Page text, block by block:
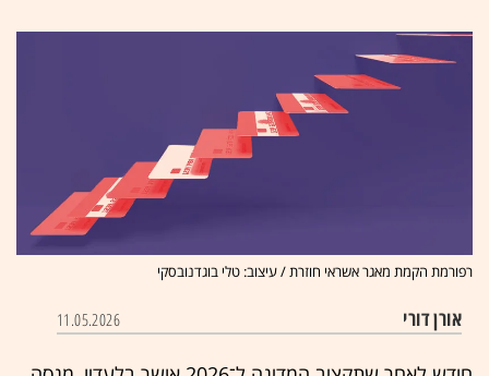
רפורמת הקמת מאגר אשראי חוזרת / עיצוב: טלי בוגדנובסקי
אורן דורי 11.05.2026